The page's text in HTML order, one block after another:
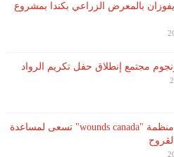
بالمعرض الزراعي بكندا بمشروع
مجتمع إنطلاق حفل تكريم الرواد
د.مريم بطرس:منظمة "wounds canada" تسعى لمساعدة